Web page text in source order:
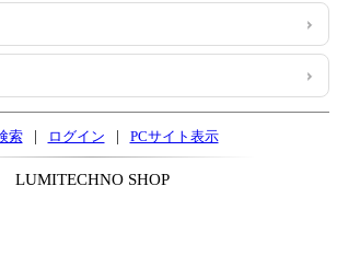
索 | ログイン | PCサイト表示
LUMITECHNO SHOP